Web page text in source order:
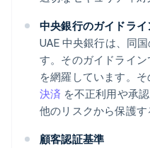
中央銀行のガイドライ
UAE 中央銀行は、同
す。そのガイドライン
を網羅しています。
決済 を不正利用や承
他のリスクから保護す
顧客認証基準